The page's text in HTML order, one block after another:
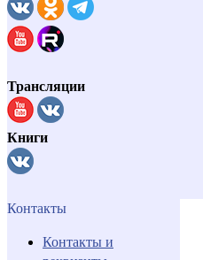
Трансляции
Книги
Контакты
Контакты и